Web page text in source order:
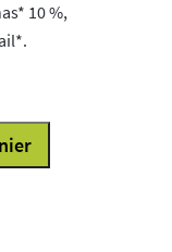
10 %,